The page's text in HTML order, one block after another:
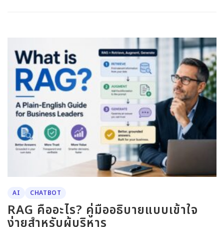
AI CHATBOT
RAG คืออะไร? คู่มืออธิบายแบบเข้าใจ
ง่ายสำหรับผู้บริหาร